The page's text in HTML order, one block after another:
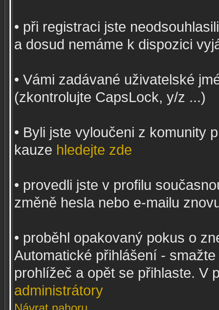
• při registraci jste
a dosud nemáme k dispozici
• Vámi zadávané uživatelské
(zkontrolujte CapsLock, y/z ...)
• Byli jste vyloučeni z komunity
kauze hledejte zde
• provedli jste v profilu
změně hesla nebo e-mailu
• proběhl opakovaný pokus o
Automatické přihlášení -
prohlížeč a opět se přihlaste. V
administrátory